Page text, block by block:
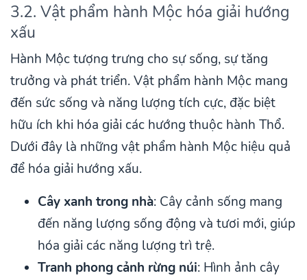
3.2. Vật phẩm hành Mộc hóa giải hướng
xấu
Hành Mộc tượng trưng cho sự sống, sự tăng
trưởng và phát triển. Vật phẩm hành Mộc mang
đến sức sống và năng lượng tích cực, đặc biệt
hữu ích khi hóa giải các hướng thuộc hành Thổ.
Dưới đây là những vật phẩm hành Mộc hiệu quả
để hóa giải hướng xấu.
Cây xanh trong nhà: Cây cảnh sống mang
đến năng lượng sống động và tươi mới, giúp
hóa giải các năng lượng trì trệ.
Tranh phong cảnh rừng núi: Hình ảnh cây